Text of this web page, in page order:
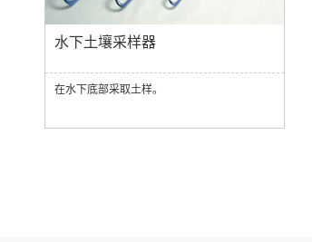
水下土壤采样器
在水下底部采取土样。